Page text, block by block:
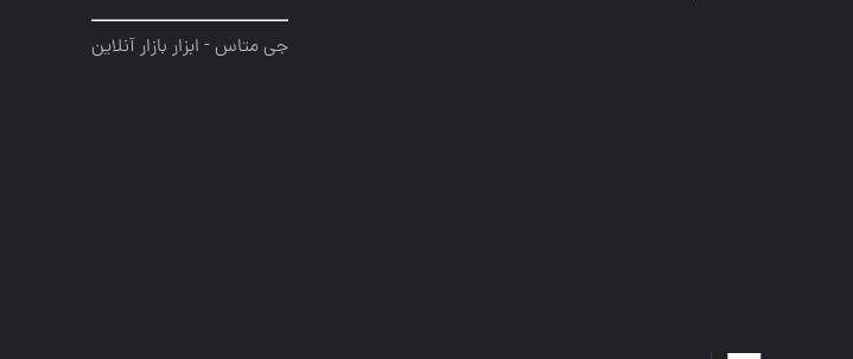
جی متاس - ابزار بازار آنلاین